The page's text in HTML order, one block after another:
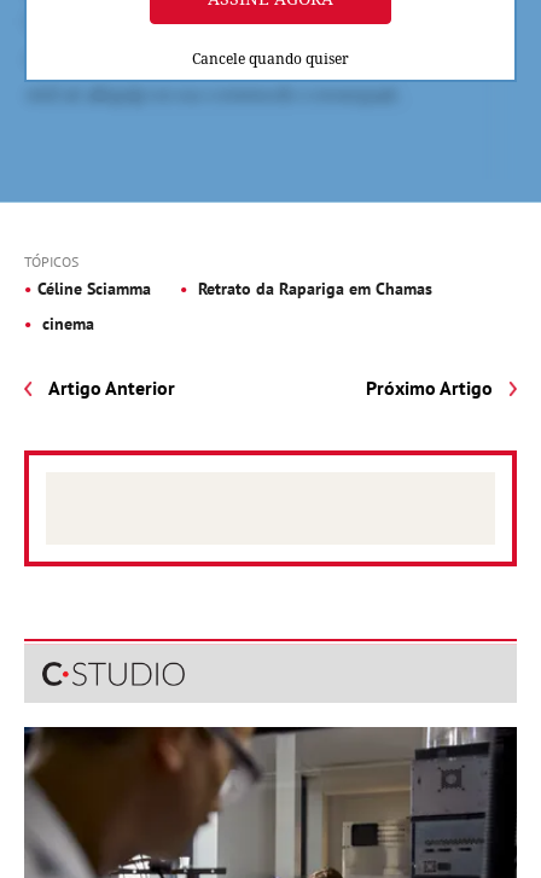
Cancele quando quiser
TÓPICOS
Céline Sciamma
Retrato da Rapariga em Chamas
cinema
Artigo Anterior Próximo Artigo